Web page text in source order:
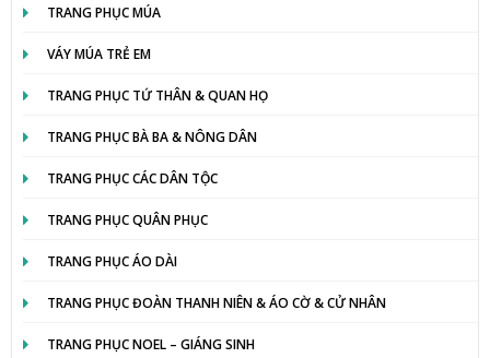
TRANG PHỤC MÚA
VÁY MÚA TRẺ EM
TRANG PHỤC TỨ THÂN & QUAN HỌ
TRANG PHỤC BÀ BA & NÔNG DÂN
TRANG PHỤC CÁC DÂN TỘC
TRANG PHỤC QUÂN PHỤC
TRANG PHỤC ÁO DÀI
TRANG PHỤC ĐOÀN THANH NIÊN & ÁO CỜ & CỬ NHÂN
TRANG PHỤC NOEL – GIÁNG SINH